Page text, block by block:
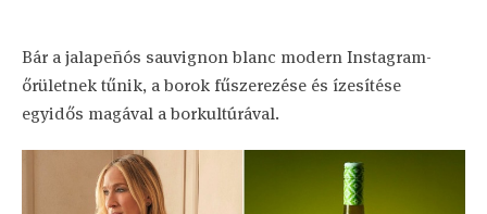
Bár a jalapeñós sauvignon blanc modern Instagram-
őrületnek tűnik, a borok fűszerezése és ízesítése
egyidős magával a borkultúrával.